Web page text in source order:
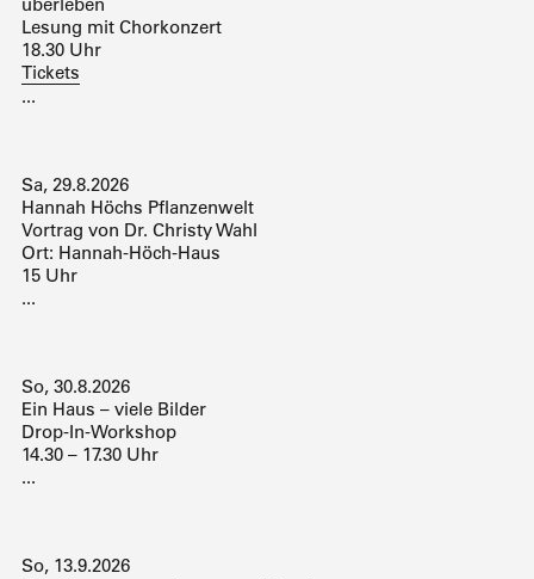
Lesung mit Chorkonzert
18.30 Uhr
Tickets
...
Sa, 29.8.2026
Hannah Höchs Pflanzenwelt
Vortrag von Dr. Christy Wahl
Ort: Hannah-Höch-Haus
15 Uhr
...
So, 30.8.2026
Ein Haus – viele Bilder
Drop-In-Workshop
14.30 – 17.30 Uhr
...
So, 13.9.2026